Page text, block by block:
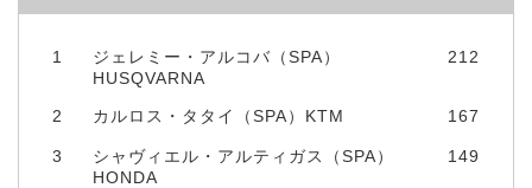
1
ジェレミー・アルコバ（SPA）
HUSQVARNA
212
2 カルロス・タタイ（SPA）KTM 167
3
シャヴィエル・アルティガス（SPA）
HONDA
149